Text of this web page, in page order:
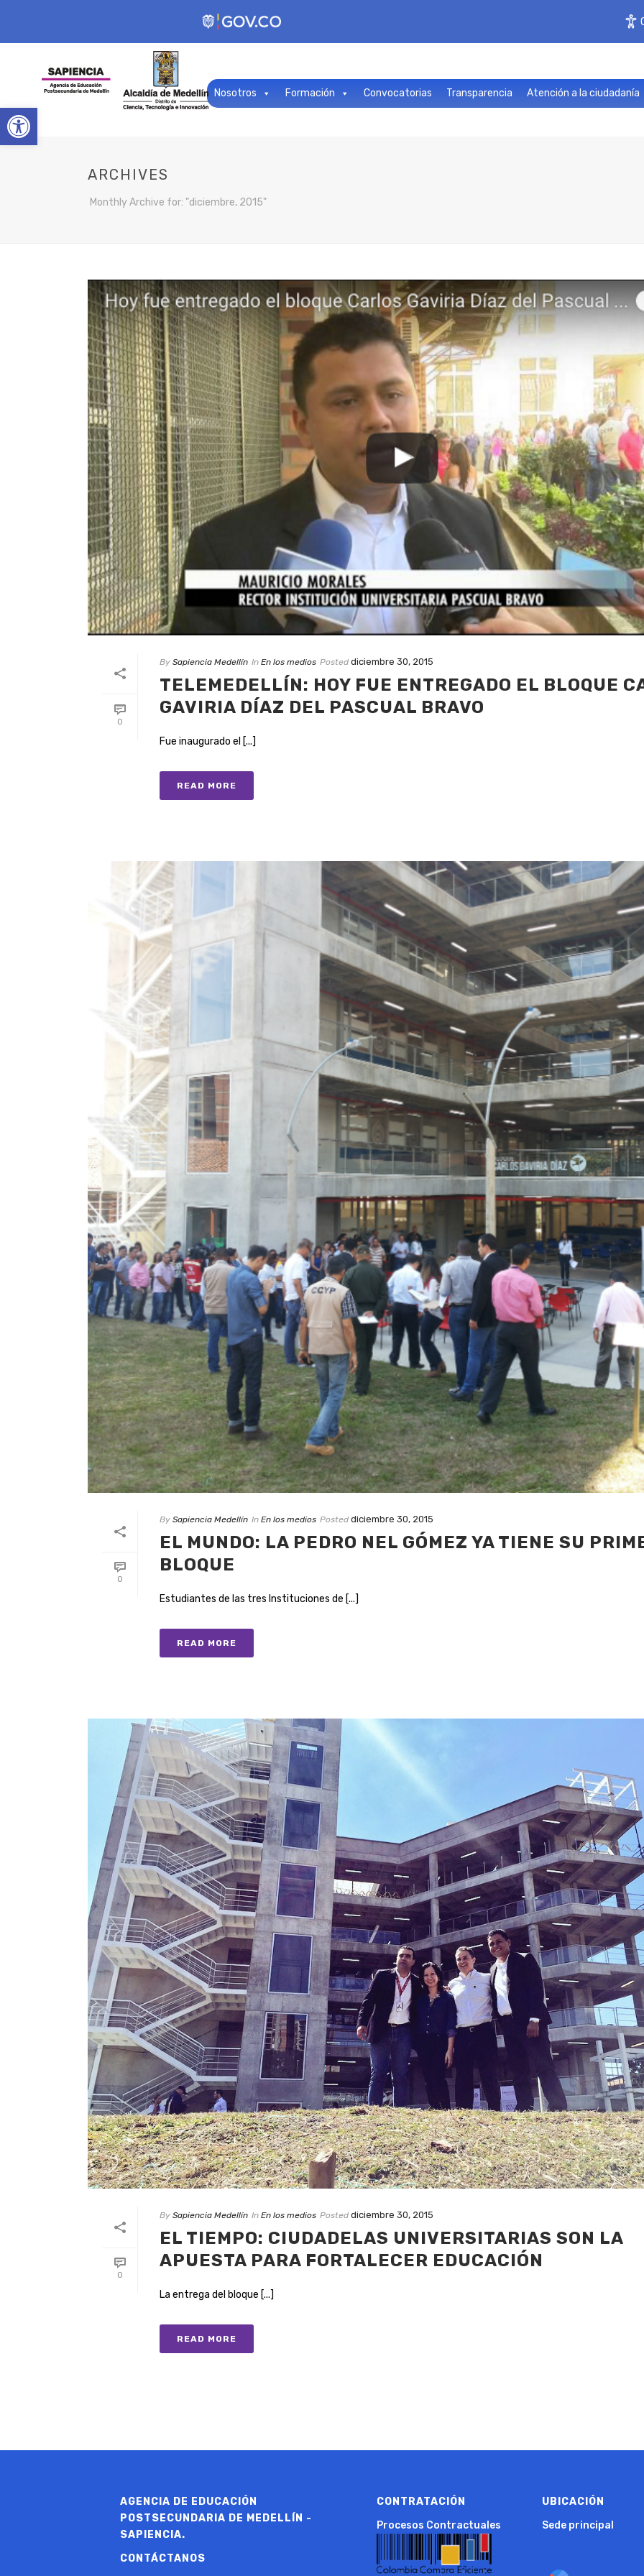
Open toolbar
Nosotros Formación Convocatorias Transparencia Atención a la ciudadanía
ARCHIVES
Monthly Archive for: "diciembre, 2015"
0
By Sapiencia Medellín In En los medios Posted diciembre 30, 2015
TELEMEDELLÍN: HOY FUE ENTREGADO EL BLOQUE
GAVIRIA DÍAZ DEL PASCUAL BRAVO
Fue inaugurado el [...]
READ MORE
0
By Sapiencia Medellín In En los medios Posted diciembre 30, 2015
EL MUNDO: LA PEDRO NEL GÓMEZ YA TIENE SU
BLOQUE
Estudiantes de las tres Instituciones de [...]
READ MORE
0
By Sapiencia Medellín In En los medios Posted diciembre 30, 2015
EL TIEMPO: CIUDADELAS UNIVERSITARIAS SON LA
APUESTA PARA FORTALECER EDUCACIÓN
La entrega del bloque [...]
READ MORE
AGENCIA DE EDUCACIÓN
POSTSECUNDARIA DE MEDELLÍN -
SAPIENCIA.
CONTÁCTANOS
CONTRATACIÓN
Procesos Contractuales
UBICACIÓN
Sede principal